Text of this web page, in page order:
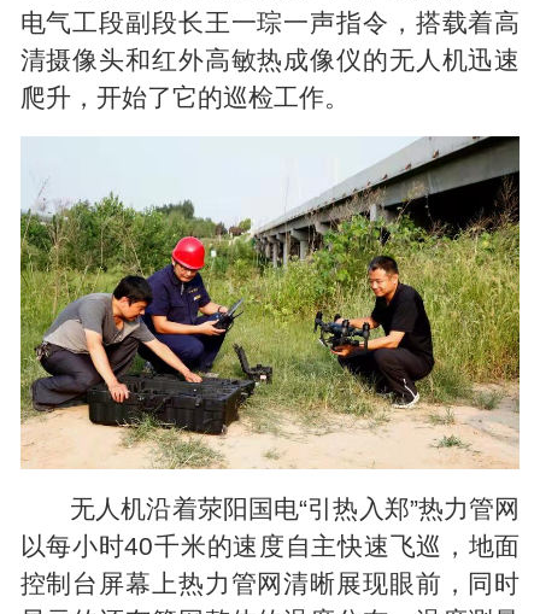
电气工段副段长王一琮一声指令，搭载着高
清摄像头和红外高敏热成像仪的无人机迅速
爬升，开始了它的巡检工作。
无人机沿着荥阳国电“引热入郑”热力管网
以每小时40千米的速度自主快速飞巡，地面
控制台屏幕上热力管网清晰展现眼前，同时